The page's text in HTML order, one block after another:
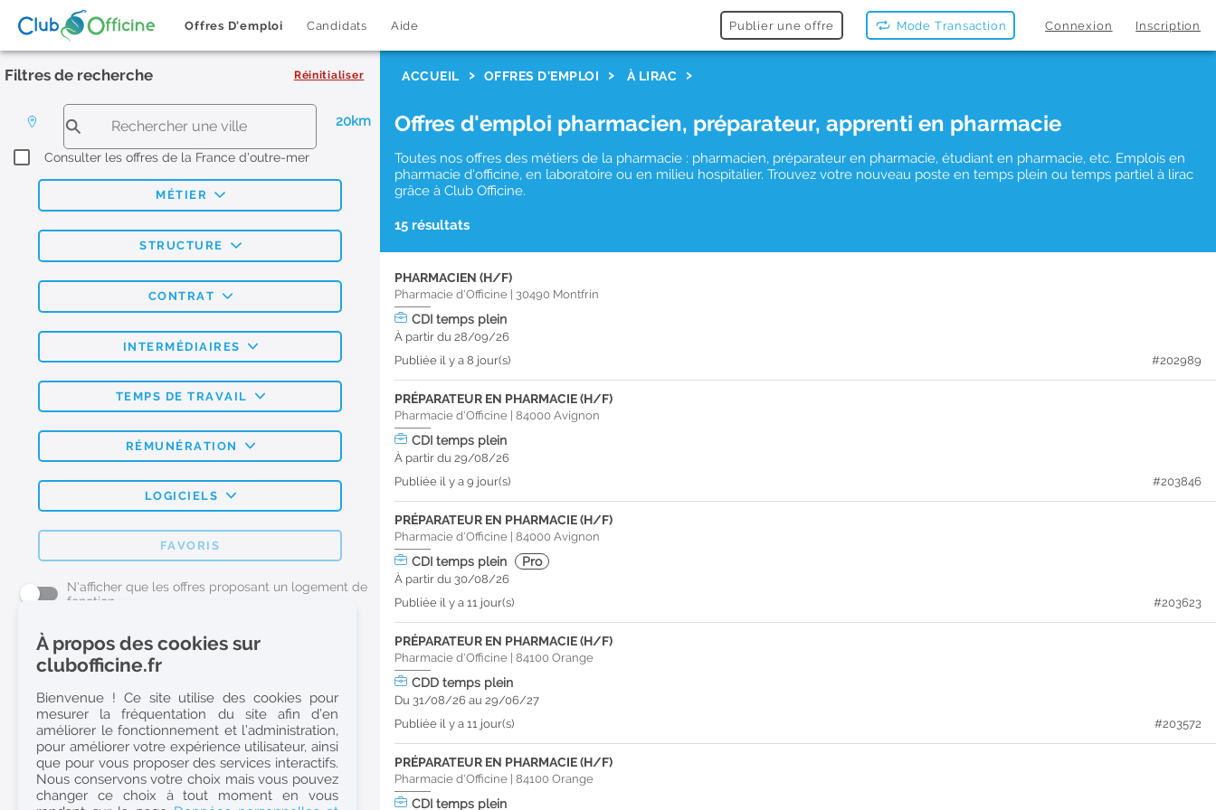
Offres D'emploi Candidats Aide Publier une offre Mode Transaction Connexion Inscription
Filtres de recherche Réinitialiser
20km
Consulter les offres de la France d'outre-mer
MÉTIER
STRUCTURE
CONTRAT
INTERMÉDIAIRES
TEMPS DE TRAVAIL
RÉMUNÉRATION
LOGICIELS
FAVORIS
N'afficher que les offres proposant un logement de
fonction
L'emploi Pharmacie par métier
Pharmacien (H/F)
Préparateur en Pharmacie (H/F)
Etudiant en Pharmacie (H/F)
Etudiant en Pharmacie 6e année validée (H/F)
Conseiller Dermo Cosmetique - Esthéticienne (H/F)
ACCUEIL OFFRES D'EMPLOI À LIRAC
Offres d'emploi pharmacien, préparateur, apprenti en pharmacie
Toutes nos offres des métiers de la pharmacie : pharmacien, préparateur en pharmacie, étudiant en pharmacie, etc. Emplois en
pharmacie d'officine, en laboratoire ou en milieu hospitalier. Trouvez votre nouveau poste en temps plein ou temps partiel à lirac
grâce à Club Officine.
15 résultats
PHARMACIEN (H/F)
Pharmacie d'Officine 30490 Montfrin
CDItemps plein
À partir du 28/09/26
Publiée il y a 8 jour(s)
#202989
PRÉPARATEUR EN PHARMACIE (H/F)
Pharmacie d'Officine |84000Avignon
CDItemps plein
À partir du 29/08/26
Publiée il y a 9 jour(s)
#203846
PRÉPARATEUR EN PHARMACIE (H/F)
Pharmacie d'Officine |84000Avignon
CDItemps plein Pro
À partir du 30/08/26
Publiée il y a 11 jour(s)
#203623
PRÉPARATEUR EN PHARMACIE (H/F)
Pharmacie d'Officine |84100Orange
CDDtemps plein
Du 31/08/26 au 29/06/27
Publiée il y a 11 jour(s)
#203572
PRÉPARATEUR EN PHARMACIE (H/F)
Pharmacie d'Officine |84100Orange
CDItemps plein
À propos des cookies sur
clubofficine.fr
Bienvenue ! Ce site utilise des cookies pour
mesurer la fréquentation du site afin d’en
améliorer le fonctionnement et l’administration,
pour améliorer votre expérience utilisateur, ainsi
que pour vous proposer des services interactifs.
Nous conservons votre choix mais vous pouvez
changer ce choix à tout moment en vous